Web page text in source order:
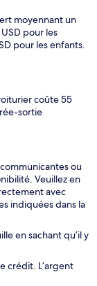
moyennant un
pour les
pour les enfants.
coûte 55
sortie
ou
Veuillez en
avec
indiquées dans la
en sachant qu’il y
crédit. L’argent